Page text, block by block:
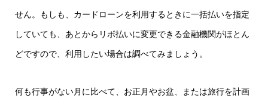
せん。もしも、カードローンを利用するときに一括払いを指定
していても、あとからリボ払いに変更できる金融機関がほとん
どですので、利用したい場合は調べてみましょう。
何も行事がない月に比べて、お正月やお盆、または旅行を計画